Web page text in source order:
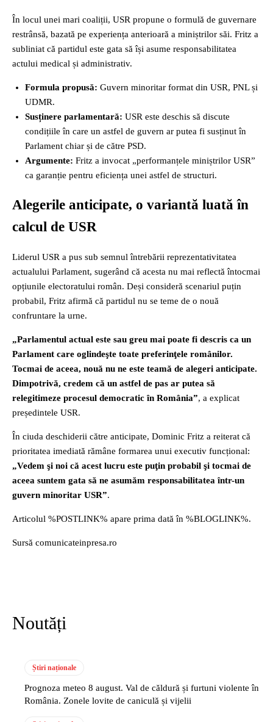
În locul unei mari coaliții, USR propune o formulă de guvernare
restrânsă, bazată pe experiența anterioară a miniștrilor săi. Fritz a
subliniat că partidul este gata să își asume responsabilitatea
actului medical și administrativ.
Formula propusă: Guvern minoritar format din USR, PNL și
UDMR.
Susținere parlamentară: USR este deschis să discute
condițiile în care un astfel de guvern ar putea fi susținut în
Parlament chiar și de către PSD.
Argumente: Fritz a invocat „performanțele miniștrilor USR”
ca garanție pentru eficiența unei astfel de structuri.
Alegerile anticipate, o variantă luată în
calcul de USR
Liderul USR a pus sub semnul întrebării reprezentativitatea
actualului Parlament, sugerând că acesta nu mai reflectă întocmai
opțiunile electoratului român. Deși consideră scenariul puțin
probabil, Fritz afirmă că partidul nu se teme de o nouă
confruntare la urne.
„Parlamentul actual este sau greu mai poate fi descris ca un
Parlament care oglindeşte toate preferinţele românilor.
Tocmai de aceea, nouă nu ne este teamă de alegeri anticipate.
Dimpotrivă, credem că un astfel de pas ar putea să
relegitimeze procesul democratic în România”, a explicat
președintele USR.
În ciuda deschiderii către anticipate, Dominic Fritz a reiterat că
prioritatea imediată rămâne formarea unui executiv funcțional:
„Vedem şi noi că acest lucru este puţin probabil şi tocmai de
aceea suntem gata să ne asumăm responsabilitatea într-un
guvern minoritar USR”.
Articolul %POSTLINK% apare prima dată în %BLOGLINK%.
Sursă comunicateinpresa.ro
Noutăți
Știri naționale
Prognoza meteo 8 august. Val de căldură și furtuni violente în
România. Zonele lovite de caniculă și vijelii